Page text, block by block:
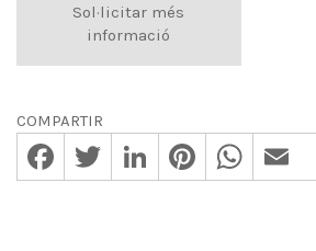
Sol·licitar més
informació
COMPARTIR
FacebookTwitter LinkedInPinterestWhatsApp